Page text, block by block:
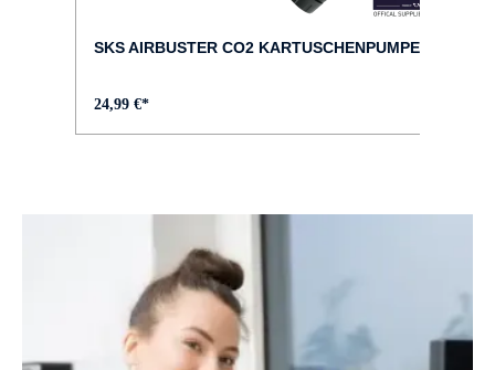
SKS AIRBUSTER CO2 KARTUSCHENPUMPE
24,99 €*